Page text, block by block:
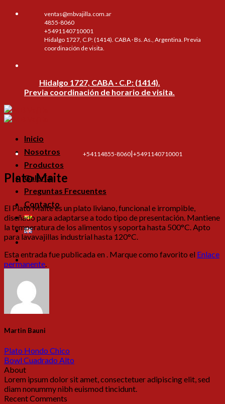
Skip
ventas@mbvajilla.com.ar
4855-8060
+5491140710001
Hidalgo 1727, C.P: (1414). CABA · Bs. As., Argentina. Previa
coordinación de visita.
Hidalgo 1727, CABA · C.P: (1414).
Previa coordinación de horario de visita.
Inicio
Nosotros
Productos
Galería
Preguntas Frecuentes
Contacto
+54114855-8060|+5491140710001
Plato Maite
El Plato Maite es un plato liviano, funcional e irrompible,
diseñado para adaptarse a todo tipo de presentación. Mantiene
la temperatura de los alimentos y soporta hasta 500°C. Apto
para lavavajillas industrial hasta 120°C.
Esta entrada fue publicada en . Marque como favorito el Enlace
permanente.
Martin Bauni
Plato Hondo Chico
Bowl Cuadrado Alto
About
Lorem ipsum dolor sit amet, consectetuer adipiscing elit, sed
diam nonummy nibh euismod tincidunt.
Recent Comments